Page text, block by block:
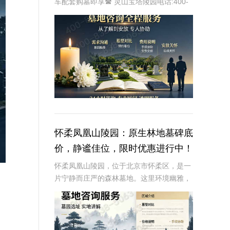
838-5063在现代社会，人们对死亡和身后
事的规划越来越重视。选择一个合适的墓
地，不仅是对逝者的尊重，也是对生者的
怀柔凤凰山陵园：原生林地墓碑底
价，静谧佳位，限时优惠进行中！
怀柔凤凰山陵园，位于北京市怀柔区，是一
片宁静而庄严的森林墓地。这里环境幽雅，
绿树成荫，为逝者提供了一个安息的净土，
也为生者提供了一个寄托哀思的圣地。近年
来，随着人们对生命质量的追求和对环境要
求的提高，